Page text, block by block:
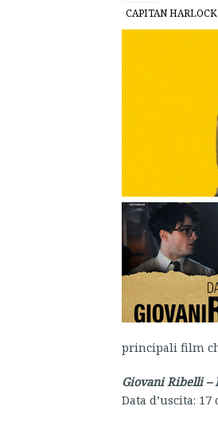
CAPITAN HARLOCK
principali film
Giovani Ribelli –
Data d’uscita: 17